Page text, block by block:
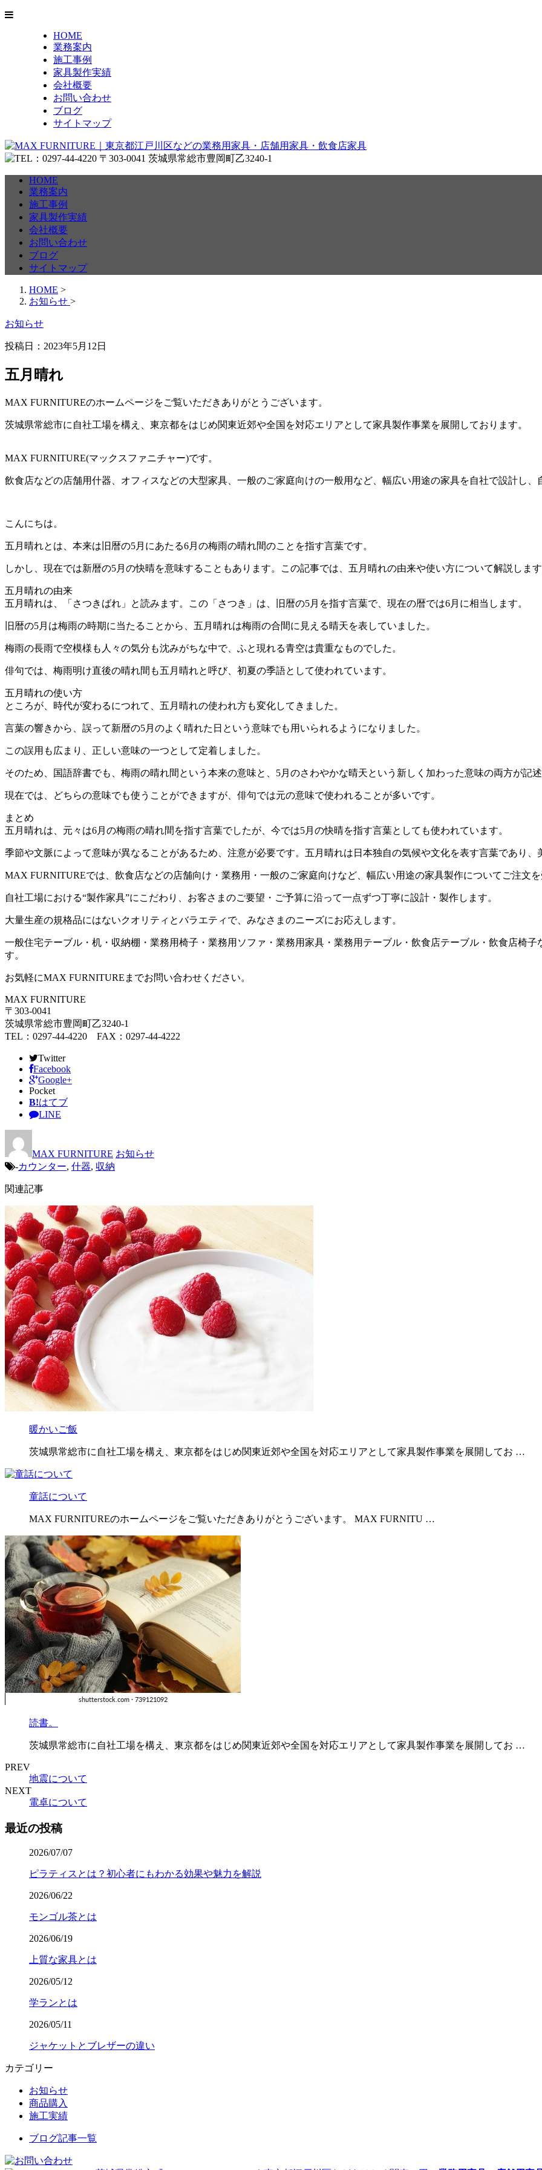
HOME
業務案内
施工事例
家具製作実績
会社概要
お問い合わせ
ブログ
サイトマップ
HOME
業務案内
施工事例
家具製作実績
会社概要
お問い合わせ
ブログ
サイトマップ
HOME >
お知らせ >
お知らせ
投稿日： 2023年5月12日
五月晴れ
MAX FURNITUREのホームページをご覧いただきありがとうございます。
茨城県常総市に自社工場を構え、東京都をはじめ関東近郊や全国を対応エリアとして家具製作事業を展開しております。
MAX FURNITURE(マックスファニチャー)です。
飲食店などの店舗用什器、オフィスなどの大型家具、一般のご家庭向けの一般用など、幅広い用途の家具を自社で設計し、
こんにちは。
五月晴れとは、本来は旧暦の5月にあたる6月の梅雨の晴れ間のことを指す言葉です。
しかし、現在では新暦の5月の快晴を意味することもあります。この記事では、五月晴れの由来や使い方について解説します
五月晴れの由来
五月晴れは、「さつきばれ」と読みます。この「さつき」は、旧暦の5月を指す言葉で、現在の暦では6月に相当します。
旧暦の5月は梅雨の時期に当たることから、五月晴れは梅雨の合間に見える晴天を表していました。
梅雨の長雨で空模様も人々の気分も沈みがちな中で、ふと現れる青空は貴重なものでした。
俳句では、梅雨明け直後の晴れ間も五月晴れと呼び、初夏の季語として使われています。
五月晴れの使い方
ところが、時代が変わるにつれて、五月晴れの使われ方も変化してきました。
言葉の響きから、誤って新暦の5月のよく晴れた日という意味でも用いられるようになりました。
この誤用も広まり、正しい意味の一つとして定着しました。
そのため、国語辞書でも、梅雨の晴れ間という本来の意味と、5月のさわやかな晴天という新しく加わった意味の両方が記述
現在では、どちらの意味でも使うことができますが、俳句では元の意味で使われることが多いです。
まとめ
五月晴れは、元々は6月の梅雨の晴れ間を指す言葉でしたが、今では5月の快晴を指す言葉としても使われています。
季節や文脈によって意味が異なることがあるため、注意が必要です。五月晴れは日本独自の気候や文化を表す言葉であり、
MAX FURNITUREでは、飲食店などの店舗向け・業務用・一般のご家庭向けなど、幅広い用途の家具製作についてご注文を
自社工場における“製作家具”にこだわり、お客さまのご要望・ご予算に沿って一点ずつ丁寧に設計・製作します。
大量生産の規格品にはないクオリティとバラエティで、みなさまのニーズにお応えします。
一般住宅テーブル・机・収納棚・業務用椅子・業務用ソファ・業務用家具・業務用テーブル・飲食店テーブル・飲食店椅
す。
お気軽にMAX FURNITURE までお問い合わせください。
MAX FURNITURE
〒303-0041
茨城県常総市豊岡町乙3240-1
TEL：0297-44-4220 FAX：0297-44-4222
Twitter
Facebook
Google+
Pocket
B!はてブ
LINE
MAX FURNITURE お知らせ
-カウンター, 什器, 収納
関連記事
暖かいご飯
茨城県常総市に自社工場を構え、東京都をはじめ関東近郊や全国を対応エリアとして家具製作事業を展開してお …
童話について
MAX FURNITUREのホームページをご覧いただきありがとうございます。 MAX FURNITU …
読書。
茨城県常総市に自社工場を構え、東京都をはじめ関東近郊や全国を対応エリアとして家具製作事業を展開してお …
PREV
地震について
NEXT
電卓について
最近の投稿
2026/07/07
ピラティスとは？初心者にもわかる効果や魅力を解説
2026/06/22
モンゴル茶とは
2026/06/19
上質な家具とは
2026/05/12
学ランとは
2026/05/11
ジャケットとブレザーの違い
カテゴリー
お知らせ
商品購入
施工実績
ブログ記事一覧